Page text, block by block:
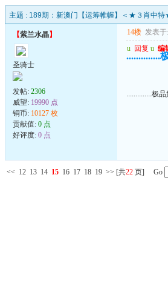
主题 : 189期：新澳门【运筹帷幄】＜★３肖中特
【紫兰水晶】
圣骑士
发帖: 2306
威望: 19990 点
铜币: 10127 枚
贡献值: 0 点
好评度: 0 点
14楼 发表于
u 回复 u 编
..............
..............极
<< 12 13 14 15 16 17 18 19 >> [共22 页] Go